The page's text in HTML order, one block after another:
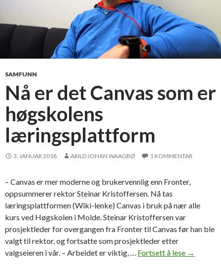
SAMFUNN
Nå er det Canvas som er
høgskolens
læringsplattform
3. JANUAR 2018 ARILD JOHAN WAAGBØ 1 KOMMENTAR
– Canvas er mer moderne og brukervennlig enn Fronter,
oppsummerer rektor Steinar Kristoffersen. Nå tas
læringsplattformen (Wiki-lenke) Canvas i bruk på nær alle
kurs ved Høgskolen i Molde. Steinar Kristoffersen var
prosjektleder for overgangen fra Fronter til Canvas før han ble
valgt til rektor, og fortsatte som prosjektleder etter
valgseieren i vår. – Arbeidet er viktig, … Fortsett å lese N
→